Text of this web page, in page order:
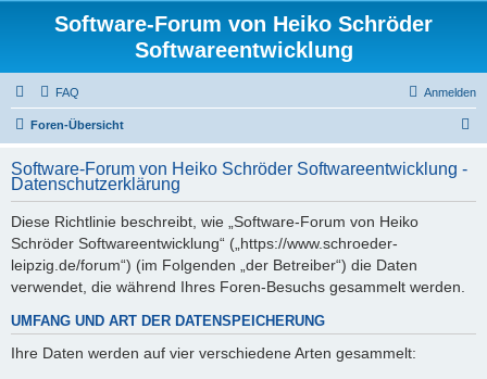
Software-Forum von Heiko Schröder
Softwareentwicklung
FAQ Anmelden
Foren-Übersicht
h
Software-Forum von Heiko Schröder Softwareentwicklung -
Datenschutzerklärung
Diese Richtlinie beschreibt, wie „Software-Forum von Heiko
Schröder Softwareentwicklung“ („https://www.schroeder-
leipzig.de/forum“) (im Folgenden „der Betreiber“) die Daten
verwendet, die während Ihres Foren-Besuchs gesammelt werden.
UMFANG UND ART DER DATENSPEICHERUNG
Ihre Daten werden auf vier verschiedene Arten gesammelt: